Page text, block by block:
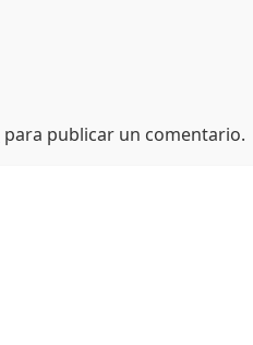
para publicar un comentario.